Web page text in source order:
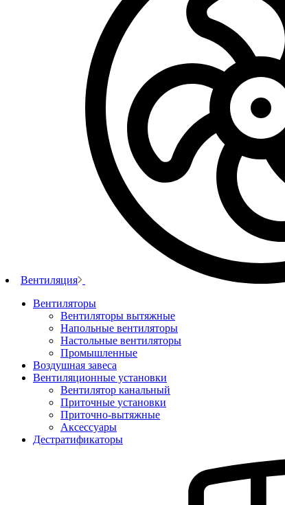
Вентиляция
Вентиляторы
Вентиляторы вытяжные
Напольные вентиляторы
Настольные вентиляторы
Промышленные
Воздушная завеса
Вентиляционные установки
Вентилятор канальный
Приточные установки
Приточно-вытяжные
Аксессуары
Дестратификаторы